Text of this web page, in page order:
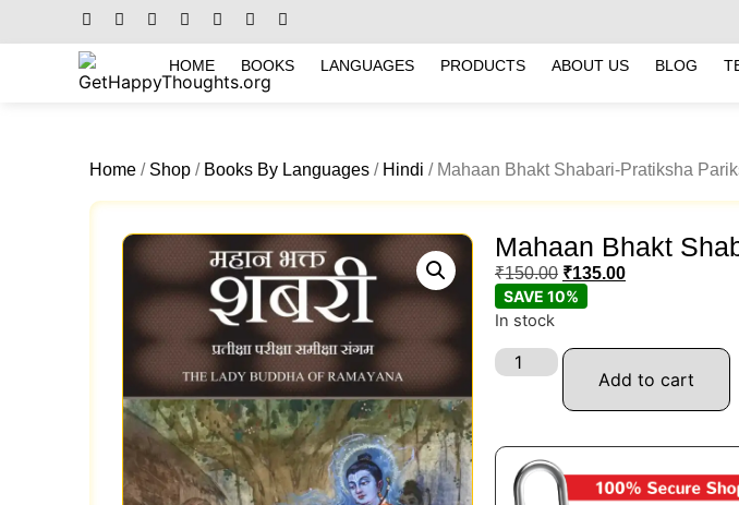
HOME BOOKS LANGUAGES PRODUCTS ABOUT US BLOG
Home / Shop / Books By Languages / Hindi / Mahaan Bhakt Shabari-Pratiksha
Mahaan Bhakt
₹150.00 ₹135.00
SAVE 10%
In stock
Add to cart